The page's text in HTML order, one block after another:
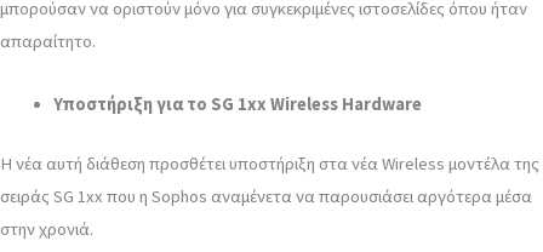
μπορούσαν να οριστούν μόνο για συγκεκριμένες ιστοσελίδες όπου ήταν
απαραίτητο.
Υποστήριξη για το SG 1xx Wireless Hardware
Η νέα αυτή διάθεση προσθέτει υποστήριξη στα νέα Wireless μοντέλα της
σειράς SG 1xx που η Sophos αναμένετα να παρουσιάσει αργότερα μέσα
στην χρονιά.